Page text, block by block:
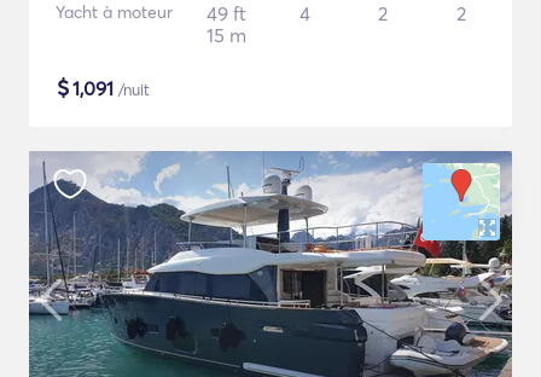
Yacht à moteur
49 ft
15 m
4 2 2
$1,091 /nuit